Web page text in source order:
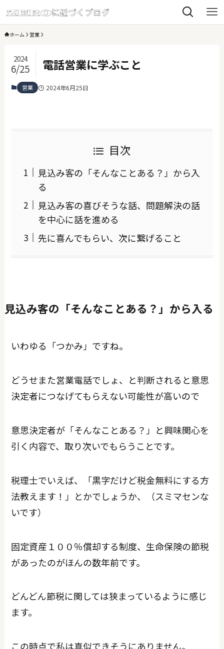
ホーム 営業
電話営業に学ぶこと
2024
6/25
営業 2024年6月25日
目次
見込み客の「そんなことある？」から入
る
見込み客の喜びそうな話、問題解決の話
を中心に話を進める
先に喜んでもらい、次に繋げること
見込み客の「そんなことある？」から入る
いわゆる「つかみ」ですね。
どうせまた営業電話でしょ、と判断されると意思
決定者につなげてもらえない可能性が高いので
意思決定者が「そんなことある？」と興味関心を
引く内容で、取り次いでもらうことです。
税理士でいえば、「黒字だけど税金無料にする方
法教えます！」とかでしょうか、（スミマセンな
いです）
固定資産１００％償却する制度、生命保険の節税
があったのがほんの数年前です。
どんどん節税に関しては狭まっているように感じ
ます。
この時点で私は真似できそうにありません。